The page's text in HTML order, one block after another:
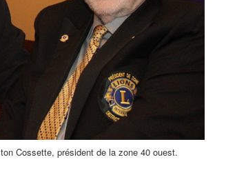
Cossette, président de la zone 40 ouest.